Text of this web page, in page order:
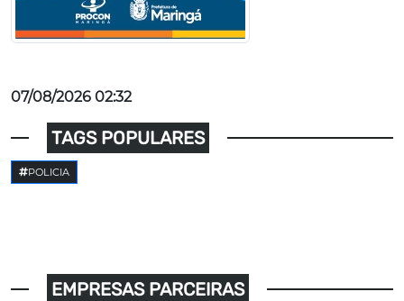
07/08/2026 02:32
TAGS POPULARES
POLICIA
EMPRESAS PARCEIRAS